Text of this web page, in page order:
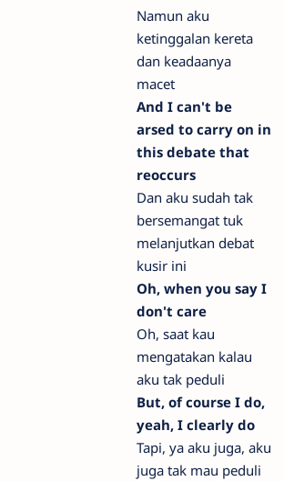
Namun aku
ketinggalan kereta
dan keadaanya
macet
And I can't be
arsed to carry on in
this debate that
reoccurs
Dan aku sudah tak
bersemangat tuk
melanjutkan debat
kusir ini
Oh, when you say I
don't care
Oh, saat kau
mengatakan kalau
aku tak peduli
But, of course I do,
yeah, I clearly do
Tapi, ya aku juga, aku
juga tak mau peduli